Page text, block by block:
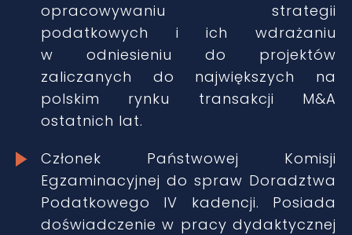
opracowywaniu strategii
podatkowych i ich wdrażaniu
w odniesieniu do projektów
zaliczanych do największych na
polskim rynku transakcji M&A
ostatnich lat.
Członek Państwowej Komisji
Egzaminacyjnej do spraw Doradztwa
Podatkowego IV kadencji. Posiada
doświadczenie w pracy dydaktycznej